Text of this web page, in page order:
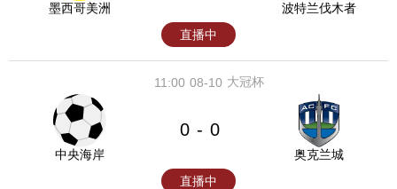
墨西哥美洲
波特兰伐木者
直播中
08-10
11:00 大冠杯
中央海岸
0 - 0
奥克兰城
直播中